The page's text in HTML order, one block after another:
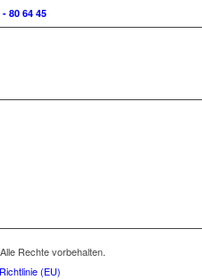
80 64 45
Rechte vorbehalten.
(EU)